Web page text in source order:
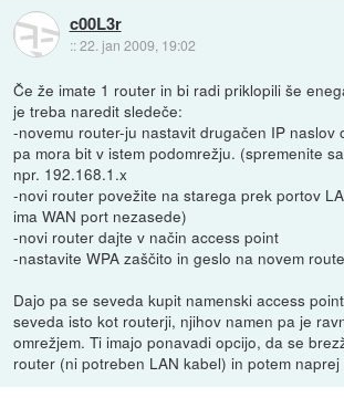
c00L3r
::22. jan 2009, 19:02
Če že imate 1 router in bi radi priklopili še
je treba naredit sledeče:
-novemu router-ju nastavit drugačen IP naslov
pa mora bit v istem podomrežju. (spremenite
npr. 192.168.1.x
-novi router povežite na starega prek portov
ima WAN port nezasede)
-novi router dajte v način access point
-nastavite WPA zaščito in geslo na novem
Dajo pa se seveda kupit namenski access
seveda isto kot routerji, njihov namen pa je
omrežjem. Ti imajo ponavadi opcijo, da se
router (ni potreben LAN kabel) in potem